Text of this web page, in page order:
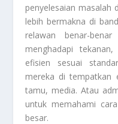
penyelesaian masalah
lebih bermakna di
relawan benar-
menghadapi
efisien sesuai
mereka di tempatkan
tamu, media. Atau
untuk memahami
besar.